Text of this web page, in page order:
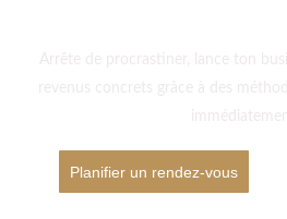
Planifier un rendez-vous